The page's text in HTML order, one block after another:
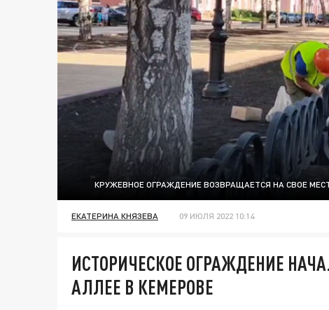
КРУЖЕВНОЕ ОГРАЖДЕНИЕ ВОЗВРАЩАЕТСЯ НА СВОЕ
ЕКАТЕРИНА КНЯЗЕВА 09 ИЮЛЯ 2022 10:14
ИСТОРИЧЕСКОЕ ОГРАЖДЕНИЕ
АЛЛЕЕ В КЕМЕРОВЕ